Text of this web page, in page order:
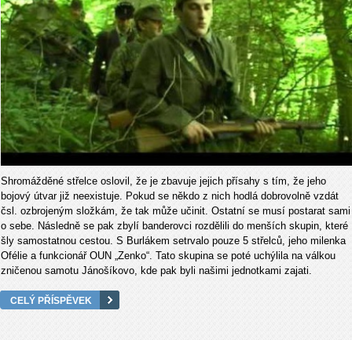
Shromážděné střelce oslovil, že je zbavuje jejich přísahy s tím, že jeho
bojový útvar již neexistuje. Pokud se někdo z nich hodlá dobrovolně vzdát
čsl. ozbrojeným složkám, že tak může učinit. Ostatní se musí postarat sami
o sebe. Následně se pak zbylí banderovci rozdělili do menších skupin, které
šly samostatnou cestou. S Burlákem setrvalo pouze 5 střelců, jeho milenka
Ofélie a funkcionář OUN „Zenko“. Tato skupina se poté uchýlila na válkou
zničenou samotu Jánošíkovo, kde pak byli našimi jednotkami zajati.
CELÝ PŘÍSPĚVEK